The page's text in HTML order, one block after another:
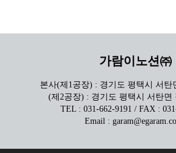
가람이노션㈜
본사(제1공장) : 경기도 평택시 서탄
(제2공장) : 경기도 평택시 서탄면
TEL : 031-662-9191 / FAX :
Email :